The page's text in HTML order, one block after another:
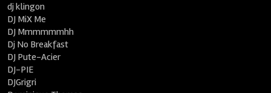
dj klingon
DJ MiX Me
DJ Mmmmmmhh
Dj No Breakfast
DJ Pute-Acier
DJ-PIE
DJGrigri